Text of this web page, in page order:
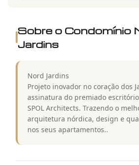
Sobre o Condomínio
Jardins
Nord Jardins
Projeto inovador no coração dos
assinatura do premiado
SPOL Architects. Trazendo o
arquitetura nórdica, design e
nos seus apartamentos..